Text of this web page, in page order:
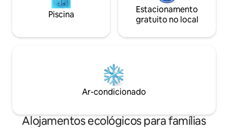
Piscina
Estacionamento
gratuito no local
Ar-condicionado
Alojamentos ecológicos para famílias